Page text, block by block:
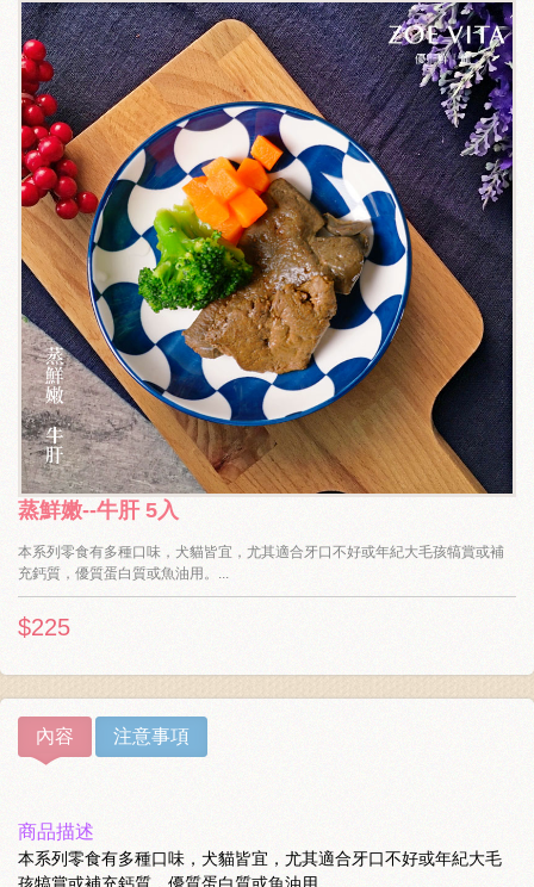
蒸鮮嫩--牛肝 5入
本系列零食有多種口味，犬貓皆宜，尤其適合牙口不好或年紀大毛孩犒賞或補
充鈣質，優質蛋白質或魚油用。...
$225
內容 注意事項
商品描述
本系列零食有多種口味，犬貓皆宜，尤其適合牙口不好或年紀大毛